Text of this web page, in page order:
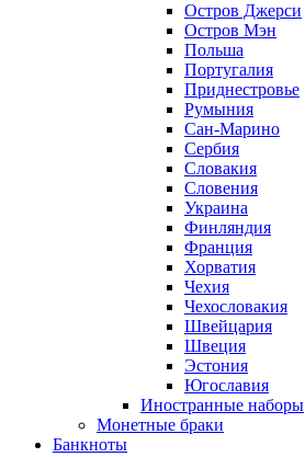
Остров Джерси
Остров Мэн
Польша
Португалия
Приднестровье
Румыния
Сан-Марино
Сербия
Словакия
Словения
Украина
Финляндия
Франция
Хорватия
Чехия
Чехословакия
Швейцария
Швеция
Эстония
Югославия
Иностранные наборы
Монетные браки
Банкноты